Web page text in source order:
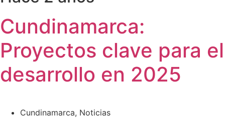
Cundinamarca:
Proyectos clave para el
desarrollo en 2025
Cundinamarca, Noticias